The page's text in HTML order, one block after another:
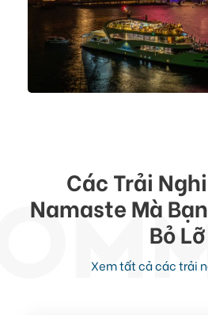
Các Trải
Namaste Mà
Bỏ Lỡ
Xem tất cả các trải